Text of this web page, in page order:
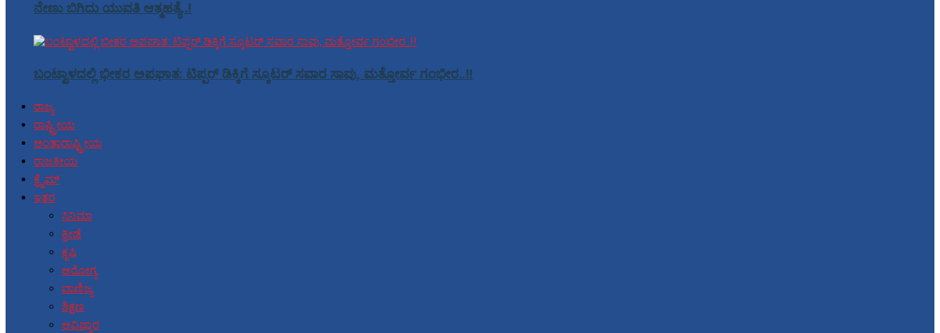
ನೇಣು ಬಿಗಿದು ಯುವತಿ ಆತ್ಮಹತ್ಯೆ..!
ಬಂಟ್ವಾಳದಲ್ಲಿ ಭೀಕರ ಅಪಘಾತ: ಟಿಪ್ಪರ್ ಡಿಕ್ಕಿಗೆ ಸ್ಕೂಟರ್ ಸವಾರ ಸಾವು, ಮತ್ತೋರ್ವ ಗಂಭೀರ..!!
ರಾಜ್ಯ
ರಾಷ್ಟ್ರೀಯ
ಅಂತಾರಾಷ್ಟ್ರೀಯ
ರಾಜಕೀಯ
ಕ್ರೈಮ್
ಇತರ
ಸಿನಿಮಾ
ಕ್ರೀಡೆ
ಕೃಷಿ
ಆರೋಗ್ಯ
ವಾಣಿಜ್ಯ
ಶಿಕ್ಷಣ
ಆವಿಷ್ಕಾರ